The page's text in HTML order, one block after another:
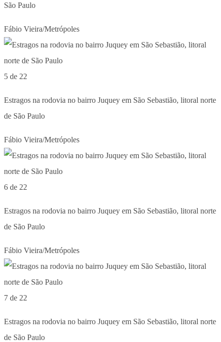
São Paulo
Fábio Vieira/Metrópoles
5 de 22
Estragos na rodovia no bairro Juquey em São Sebastião, litoral norte
de São Paulo
Fábio Vieira/Metrópoles
6 de 22
Estragos na rodovia no bairro Juquey em São Sebastião, litoral norte
de São Paulo
Fábio Vieira/Metrópoles
7 de 22
Estragos na rodovia no bairro Juquey em São Sebastião, litoral norte
de São Paulo